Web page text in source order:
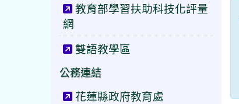
教育部學習扶助科技化評量
網
雙語教學區
公務連結
花蓮縣政府教育處